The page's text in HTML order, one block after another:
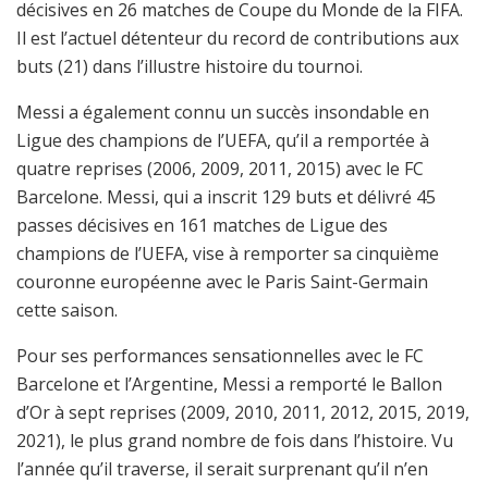
décisives en 26 matches de Coupe du Monde de la FIFA.
Il est l’actuel détenteur du record de contributions aux
buts (21) dans l’illustre histoire du tournoi.
Messi a également connu un succès insondable en
Ligue des champions de l’UEFA, qu’il a remportée à
quatre reprises (2006, 2009, 2011, 2015) avec le FC
Barcelone. Messi, qui a inscrit 129 buts et délivré 45
passes décisives en 161 matches de Ligue des
champions de l’UEFA, vise à remporter sa cinquième
couronne européenne avec le Paris Saint-Germain
cette saison.
Pour ses performances sensationnelles avec le FC
Barcelone et l’Argentine, Messi a remporté le Ballon
d’Or à sept reprises (2009, 2010, 2011, 2012, 2015, 2019,
2021), le plus grand nombre de fois dans l’histoire. Vu
l’année qu’il traverse, il serait surprenant qu’il n’en